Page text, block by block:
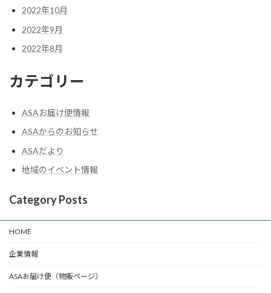
2022年10月
2022年9月
2022年8月
カテゴリー
ASAお届け便情報
ASAからのお知らせ
ASAだより
地域のイベント情報
Category Posts
HOME
企業情報
ASAお届け便（物販ページ）